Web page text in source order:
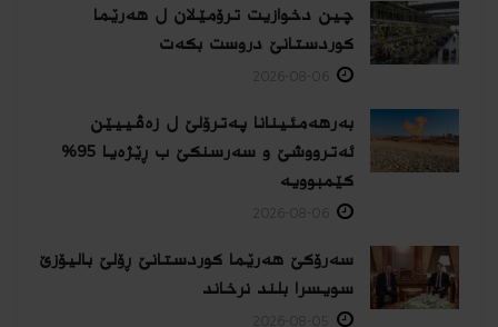
چین دخوازیت ترۆمێلان ل هەرێما
كوردستانێ دروست بكەت
بەرهەمئینانا په‌ترۆلێ ل زه‌ڤییێن
ئەترووشێ و سەرسنكێ ب ڕێژەیا 95%
كێمبوویە
سەرۆکێ هەرێما کوردستانێ ڕۆلێ بالیۆزێ
سویسرا بلند نرخاند